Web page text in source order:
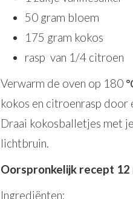
50 gram bloem
175 gram kokos
rasp van 1/4 citroen
Verwarm de oven op 180
kokos en citroenrasp
Draai kokosballetjes met
lichtbruin.
Oorspronkelijk recept 12
Ingrediënten: